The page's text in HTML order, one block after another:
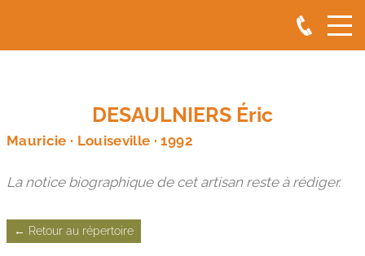
DESAULNIERS Éric
Mauricie · Louiseville · 1992
La notice biographique de cet artisan reste à rédiger.
← Retour au répertoire